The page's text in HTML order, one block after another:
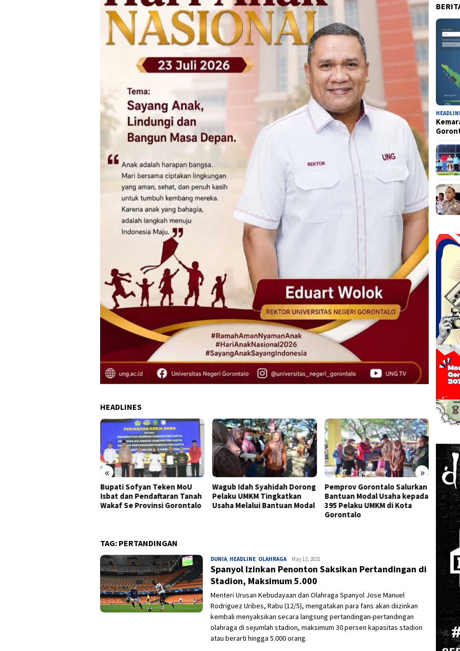
HEADLINES
« »
Wagub Idah Syahidah Dorong
Pelaku UMKM Tingkatkan
Usaha Melalui Bantuan Modal
Pemprov Gorontalo Salurkan
Bantuan Modal Usaha kepada
395 Pelaku UMKM di Kota
FEB UNG Bekali Dosen Susun
Kurikulum Berorientasi
Capaian Pembelajaran
TAG: PERTANDINGAN
DUNIA, HEADLINE, OLAHRAGAAdmin
May 13, 2021
Spanyol Izinkan Penonton Saksikan Pertandingan di
Stadion, Maksimum 5.000
Menteri Urusan Kebudayaan dan Olahraga Spanyol Jose Manuel
Rodriguez Uribes, Rabu (12/5), mengatakan para fans akan diizinkan
kembali menyaksikan secara langsung pertandingan-pertandingan
olahraga di sejumlah stadion, maksimum 30 persen kapasitas stadion
atau berarti hingga 5.000 orang.